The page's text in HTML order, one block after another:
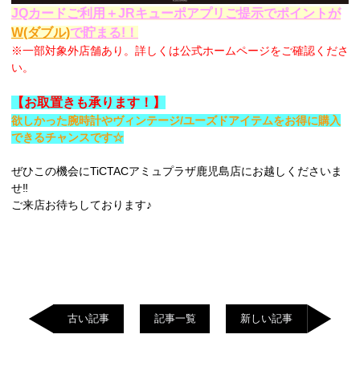
JQカードご利用＋JRキューポアプリご提示でポイントが
W(ダブル)で貯まる!！
※一部対象外店舗あり。詳しくは公式ホームページをご確認くださ
い。
【お取置きも承ります！】
欲しかった腕時計やヴィンテージ/ユーズドアイテムをお得に購入
できるチャンスです☆
ぜひこの機会にTiCTACアミュプラザ鹿児島店にお越しくださいま
せ‼︎
ご来店お待ちしております♪
古い記事 記事一覧 新しい記事